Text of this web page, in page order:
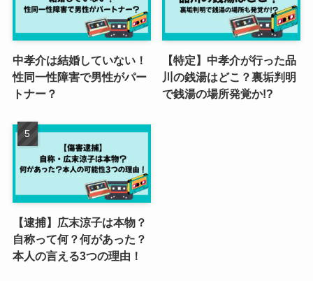
中孝介は結婚していない！
性同一性障害で男性がパー
トナー？
【特定】中孝介が行った品
川の銭湯はどこ？裏垢判明
で銭湯の場所発覚か!?
【逮捕】広末涼子は本物？
自称って何？何があった？
本人の言える3つの理由！